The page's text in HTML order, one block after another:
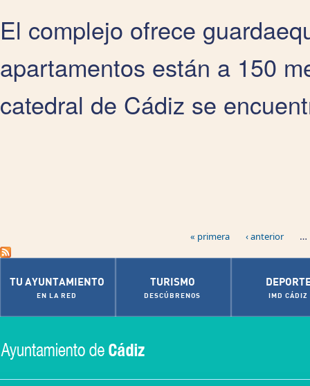
El complejo ofrece
apartamentos están a 150
catedral de Cádiz se
« primera ‹ anterior …
TU AYUNTAMIENTO
EN LA RED
TURISMO
DESCÚBRENOS IMD CÁDIZ